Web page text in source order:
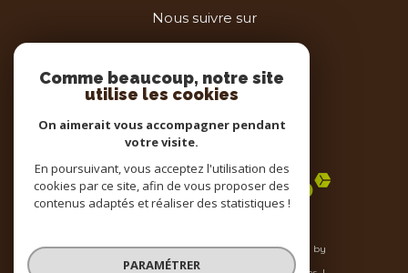
Nous suivre sur
Adhérents
© 2026 | Tous droits réservés | Traduction powered by
Google |
Comme beaucoup, notre site
utilise les cookies
On aimerait vous accompagner pendant
votre visite.
En poursuivant, vous acceptez l'utilisation des
cookies par ce site, afin de vous proposer des
contenus adaptés et réaliser des statistiques !
PARAMÉTRER